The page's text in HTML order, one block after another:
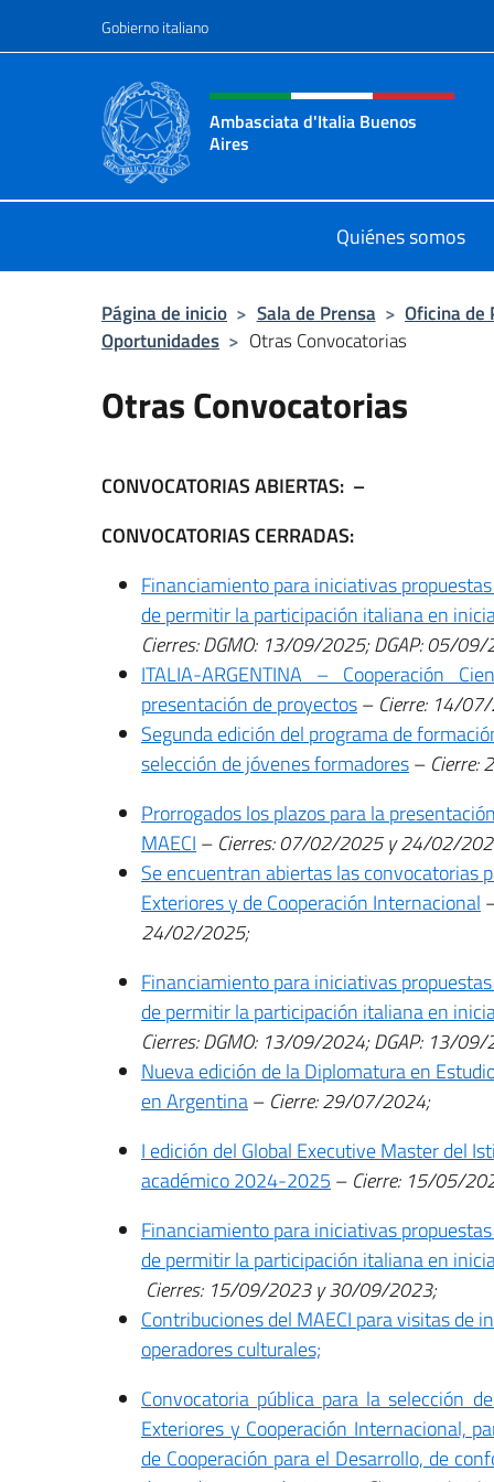
Gobierno italiano
Encabezado del sitio web,
Ambasciata d'Italia Buenos
Aires
Quiénes somos
Página de inicio > Sala de Prensa > Oficina de
Oportunidades > Otras Convocatorias
Otras Convocatorias
CONVOCATORIAS ABIERTAS: –
CONVOCATORIAS CERRADAS:
Financiamiento para iniciativas
de permitir la participación italiana en
Cierres: DGMO: 13/09/2025; DGAP: 05/
ITALIA-ARGENTINA – Cooperación
presentación de proyectos– Cierre: 14/
Segunda edición del programa de
selección de jóvenes formadores–
Prorrogados los plazos para la
MAECI – Cierres: 07/02/2025 y 24/02/
Se encuentran abiertas las convocatorias
Exteriores y de Cooperación Internacional
24/02/2025;
Financiamiento para iniciativas
de permitir la participación italiana en
Cierres: DGMO: 13/09/2024; DGAP: 13/
Nueva edición de la Diplomatura en
en Argentina– Cierre: 29/07/2024;
I edición del Global Executive Master del
académico 2024-2025 – Cierre: 15/05/
Financiamiento para iniciativas
de permitir la participación italiana en
Cierres: 15/09/2023 y 30/09/2023;
Contribuciones del MAECI para visitas de
operadores culturales;
Convocatoria pública para la selección
Exteriores y Cooperación Internacional,
de Cooperación para el Desarrollo, de